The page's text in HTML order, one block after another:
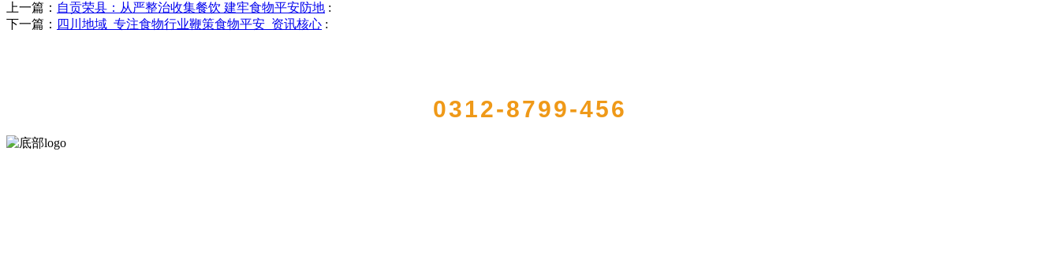
上一篇： 自贡荣县：从严整治收集餐饮 建牢食物平安防地 :
下一篇： 四川地域_专注食物行业鞭策食物平安_资讯核心 :
0312-8799-456